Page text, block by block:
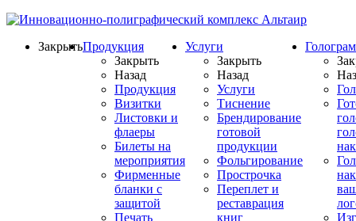
ЗакрытьПродукция
Закрыть
Назад
Продукция
Визитки
Листовки и
флаеры
Билеты на
мероприятия
Фирменные
бланки с
защитой
Печать
Услуги
Закрыть
Назад
Услуги
Тиснение
Брендирование
готовой
продукции
Фольгирование
Прострочка
Переплет и
реставрация
книг